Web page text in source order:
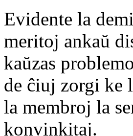
Evidente la
meritoj ankaŭ
kaŭzas
de ĉiuj zorgi ke
la membroj la
konvinkitaj.